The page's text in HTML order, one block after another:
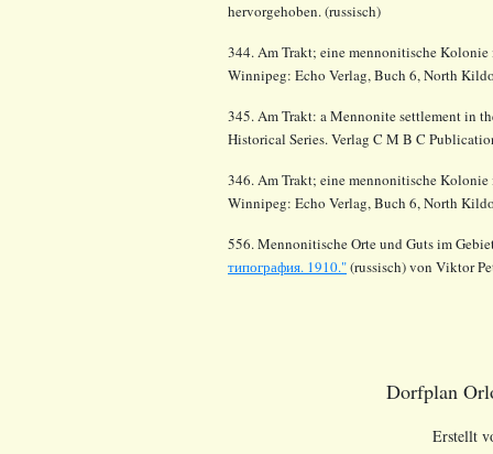
hervorgehoben. (russisch)
344. Am Trakt; eine mennonitische
Winnipeg: Echo Verlag, Buch 6, North
345. Am Trakt: a Mennonite settlement in
Historical Series. Verlag C M B C
346. Am Trakt; eine mennonitische
Winnipeg: Echo Verlag, Buch 6, North
556. Mennonitische Orte und Guts im
типография. 1910."(russisch) von Viktor
Dorfplan
Erstellt